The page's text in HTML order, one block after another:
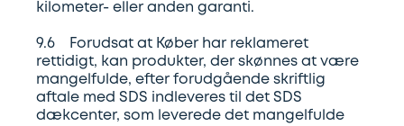
kilometer- eller anden garanti.
9.6 Forudsat at Køber har reklameret
rettidigt, kan produkter, der skønnes at være
mangelfulde, efter forudgående skriftlig
aftale med SDS indleveres til det SDS
dækcenter, som leverede det mangelfulde